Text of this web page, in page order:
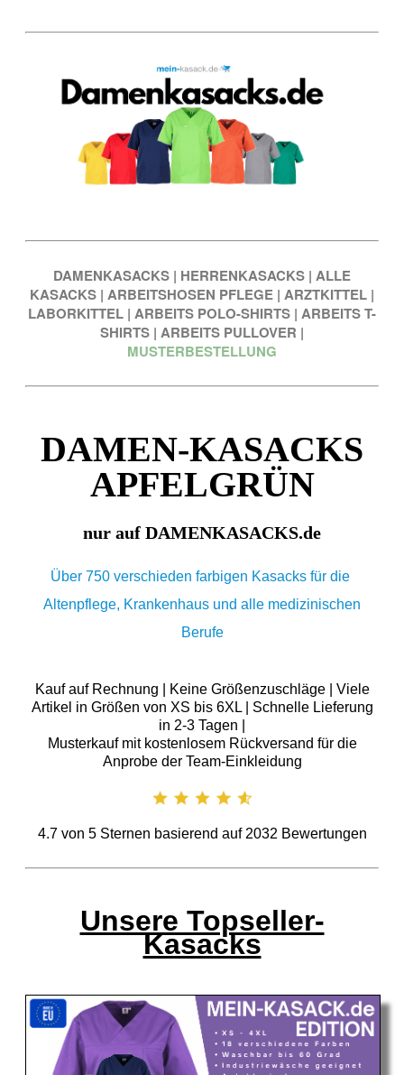
DAMENKASACKS | HERRENKASACKS | ALLE
KASACKS | ARBEITSHOSEN PFLEGE | ARZTKITTEL |
LABORKITTEL | ARBEITS POLO-SHIRTS | ARBEITS T-
SHIRTS | ARBEITS PULLOVER |
MUSTERBESTELLUNG
DAMEN-KASACKS
APFELGRÜN
nur auf DAMENKASACKS.de
Über 750 verschieden farbigen Kasacks für die
Altenpflege, Krankenhaus und alle medizinischen
Berufe
Kauf auf Rechnung | Keine Größenzuschläge | Viele
Artikel in Größen von XS bis 6XL | Schnelle Lieferung
in 2-3 Tagen |
Musterkauf mit kostenlosem Rückversand für die
Anprobe der Team-Einkleidung
4.7von 5Sternen basierend auf 2032 Bewertungen
Unsere Topseller-
Kasacks